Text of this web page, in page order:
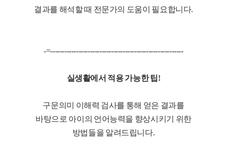
결과를 해석할 때 전문가의 도움이 필요합니다.
-=---------------------------------------------------------
실생활에서 적용 가능한 팁!
구문의미 이해력 검사를 통해 얻은 결과를
바탕으로 아이의 언어능력을 향상시키기 위한
방법들을 알려드립니다.